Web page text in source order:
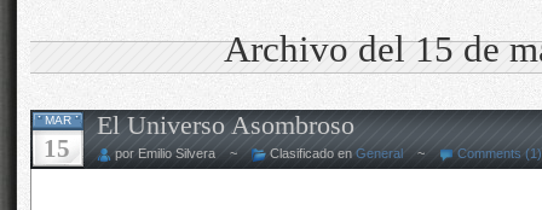
Archivo del 15 de
MAR
15
El Universo Asombroso
por Emilio Silvera ~ Clasificado en General ~ Comments (1)